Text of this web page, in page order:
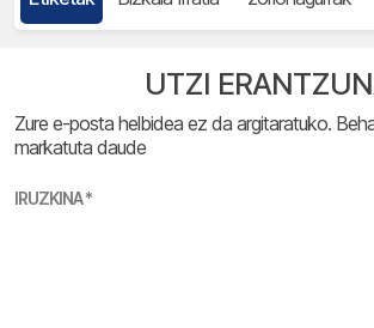
UTZI
Zure e-posta helbidea ez da argitaratuko.
markatuta daude
IRUZKINA*